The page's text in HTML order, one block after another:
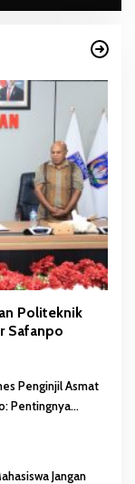
Politeknik
Safanpo
Penginjil Asmat
Pentingnya
Jangan